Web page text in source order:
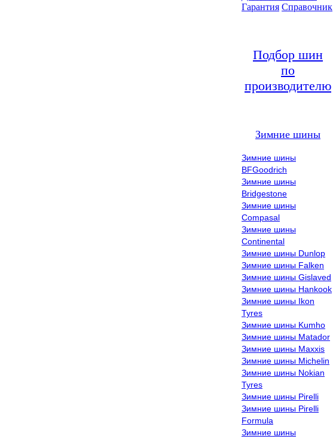
Гарантия Справочник
Подбор шин
по
производителю
Зимние шины
Зимние шины
BFGoodrich
Зимние шины
Bridgestone
Зимние шины
Compasal
Зимние шины
Continental
Зимние шины Dunlop
Зимние шины Falken
Зимние шины Gislaved
Зимние шины Hankook
Зимние шины Ikon
Tyres
Зимние шины Kumho
Зимние шины Matador
Зимние шины Maxxis
Зимние шины Michelin
Зимние шины Nokian
Tyres
Зимние шины Pirelli
Зимние шины Pirelli
Formula
Зимние шины